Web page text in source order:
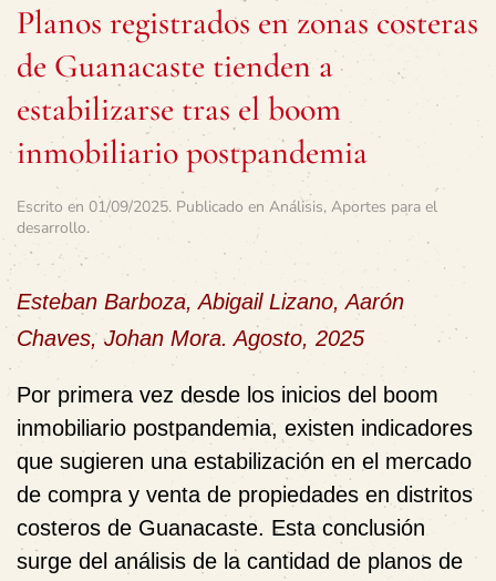
Planos registrados en zonas costeras
de Guanacaste tienden a
estabilizarse tras el boom
inmobiliario postpandemia
Escrito en 01/09/2025. Publicado en Análisis, Aportes para el
desarrollo.
Esteban Barboza, Abigail Lizano, Aarón
Chaves, Johan Mora. Agosto, 2025
Por primera vez desde los inicios del boom
inmobiliario postpandemia, existen indicadores
que sugieren una estabilización en el mercado
de compra y venta de propiedades en distritos
costeros de Guanacaste. Esta conclusión
surge del análisis de la cantidad de planos de